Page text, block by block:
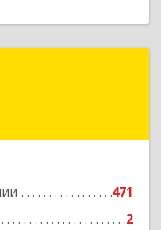
471
2
г, Полярников